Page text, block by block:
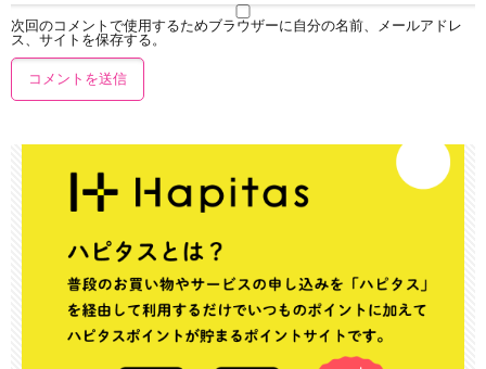
次回のコメントで使用するためブラウザーに自分の名前、メールアドレ
ス、サイトを保存する。